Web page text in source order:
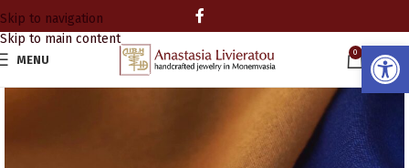
Skip to navigation
Skip to main content
MENU
0
0.00